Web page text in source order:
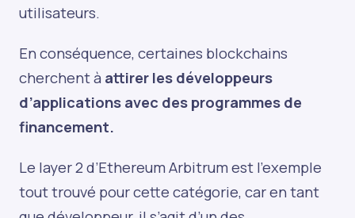
utilisateurs.
En conséquence, certaines blockchains
cherchent à attirer les développeurs
d’applications avec des programmes de
financement.
Le layer 2 d’Ethereum Arbitrum est l’exemple
tout trouvé pour cette catégorie, car en tant